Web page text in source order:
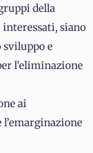
della
siano
e
l’eliminazione
ai
l’emarginazione